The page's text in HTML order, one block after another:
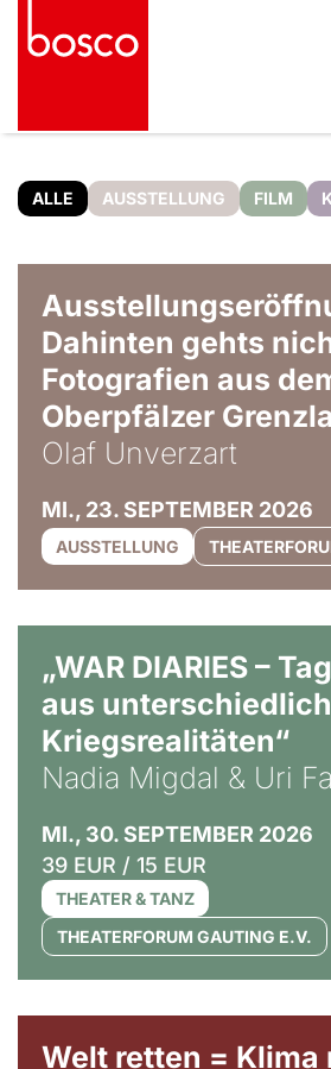
ALLE AUSSTELLUNG FILM
Dahinten gehts
Fotografien aus
Oberpfälzer
Olaf Unverzart
MI., 23. SEPTEMBER 2026
AUSSTELLUNG
„WAR DIARIES –
aus
Kriegsrealitäten“
Nadia Migdal & Uri
MI., 30. SEPTEMBER 2026
39 EUR / 15 EUR
THEATER & TANZ
THEATERFORUM GAUTING E.V.
Welt retten = Klima